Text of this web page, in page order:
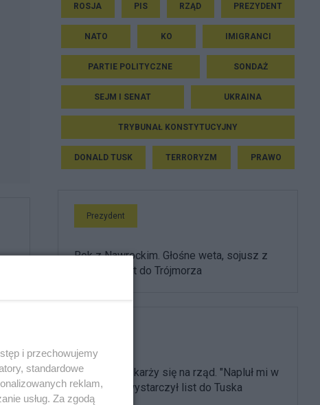
ROSJA PIS RZĄD PREZYDENT
NATO KO IMIGRANCI
PARTIE POLITYCZNE SONDAŻ
SEJM I SENAT UKRAINA
TRYBUNAŁ KONSTYTUCYJNY
DONALD TUSK TERRORYZM PRAWO
Prezydent
Rok z Nawrockim. Głośne weta, sojusz z
USA i powrót do Trójmorza
Olbrychski skarży się na rząd. "Napluł mi w
twarz", ale wystarczył list do Tuska
i przechowujemy
standardowe
reklam,
usług. Za zgodą